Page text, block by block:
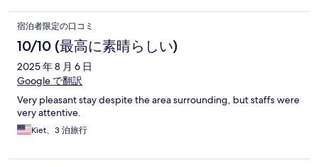
宿泊者限定の口コミ
10/10 (最高に素晴らしい)
2025 年 8 月 6 日
Google で翻訳
Very pleasant stay despite the area surrounding, but staffs were
very attentive.
Kiet、3 泊旅行